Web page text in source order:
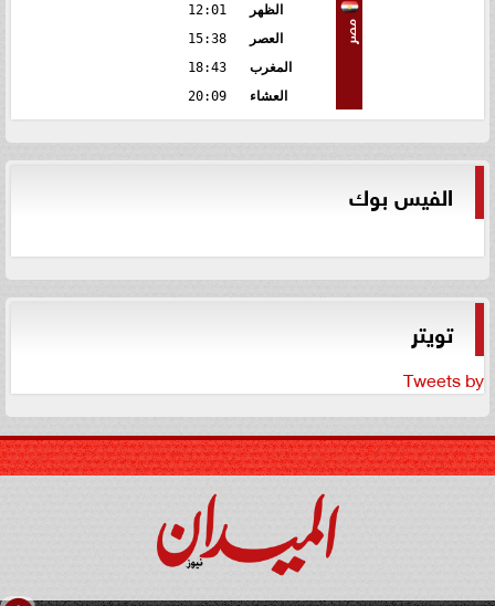
مصر
الظهر
12:01
العصر
15:38
المغرب
18:43
العشاء
20:09
الفيس بوك
تويتر
Tweets by